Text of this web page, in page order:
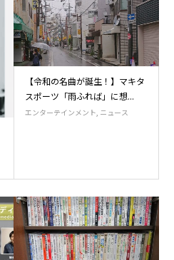
【令和の名曲が誕生！】マキタ
スポーツ「雨ふれば」に想...
エンターテインメント, ニュース